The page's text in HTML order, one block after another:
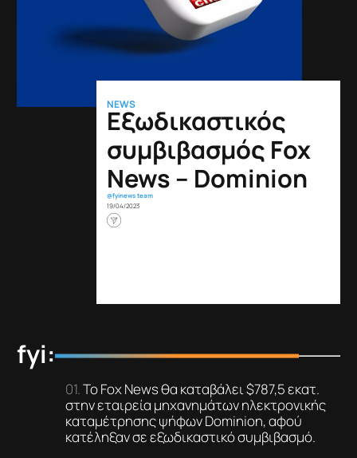
NEWS
Εξωδικαστικός
συμβιβασμός Fox
News – Dominion
@fyinews team
19/04/2023
fyi:
Το Fox News θα καταβάλει $787,5 εκατ.
στην εταιρεία μηχανημάτων ηλεκτρονικής
καταμέτρησης ψήφων Dominion, αφού
κατέληξαν σε εξωδικαστικό συμβιβασμό.